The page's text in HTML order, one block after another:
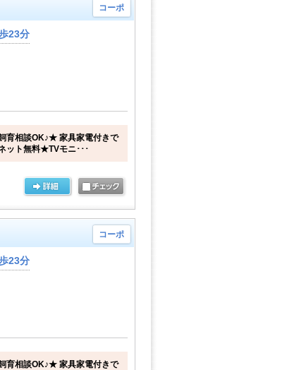
コーポ
23分
育相談OK♪★ 家具家電付きで
ット無料★TVモニ･･･
コーポ
23分
育相談OK♪★ 家具家電付きで